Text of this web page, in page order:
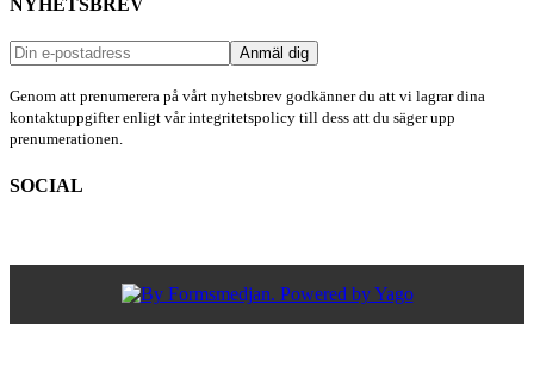
CONTI
TECH
NYHETSBREV
Genom att prenumerera på vårt nyhetsbrev godkänner du att vi lagrar dina
kontaktuppgifter enligt vår integritetspolicy till dess att du säger upp
prenumerationen.
SOCIAL